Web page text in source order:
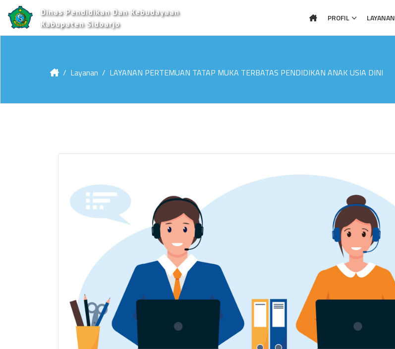
Dinas Pendidikan Dan Kebudayaan
Kabupaten Sidoarjo
PROFIL LAYANAN
Layanan LAYANAN PERTEMUAN TATAP MUKA TERBATAS PENDIDIKAN ANAK USIA DINI